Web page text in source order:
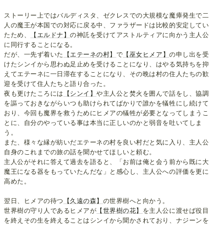
ストーリー上ではバルディスタ、ゼクレスでの大規模な魔瘴発生で二
人の魔王が本国での対応に戻る中、ファラザードは比較的安定してい
たため、
【エルドナ】の神託を受けてアストルティアに向かう主人公
に同行することになる。
だが、一先ず着いた
【エテーネの村】 で 【巫女ヒメア】の申し出を受
けたシンイから思わぬ足止めを受けることになり、はやる気持ちを抑
えてエテーネに一日滞在することになり、その晩は村の住人たちの歓
迎を受けて住人たちと語り合った。
夜も更けたころには
【シンイ】や主人公と焚火を囲んで話をし、協調
を謳っておきながらいつも助けられてばかりで誰かを犠牲にし続けて
おり、今回も魔界を救うためにヒメアの犠牲が必要となってしまうこ
とに、自分のやっている事は本当に正しいのかと弱音を吐いてしま
う。
また、様々な縁が紡いだエテーネの村を良い村だと気に入り、主人公
自身のこれまでの旅の話を聞かせてほしいと頼む。
主人公がそれに答えて過去を語ると、「お前は俺と会う前から既に大
魔王になる器をもっていたんだな」と感心し、主人公への評価を更に
高めた。
翌日、ヒメアの待つ 【久遠の森】 の世界樹へと向かう。
世界樹の守り人であるヒメアが 【世界樹の花】 を主人公に渡せば役目
を終えその生を終えることはシンイから聞かされており、ナジーンを